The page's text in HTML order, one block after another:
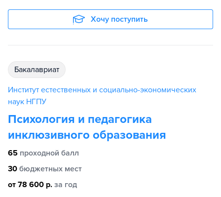
Хочу поступить
бакалавриат
Институт естественных и социально-экономических
наук НГПУ
Психология и педагогика
инклюзивного образования
65 проходной балл
30 бюджетных мест
от 78 600 р. за год